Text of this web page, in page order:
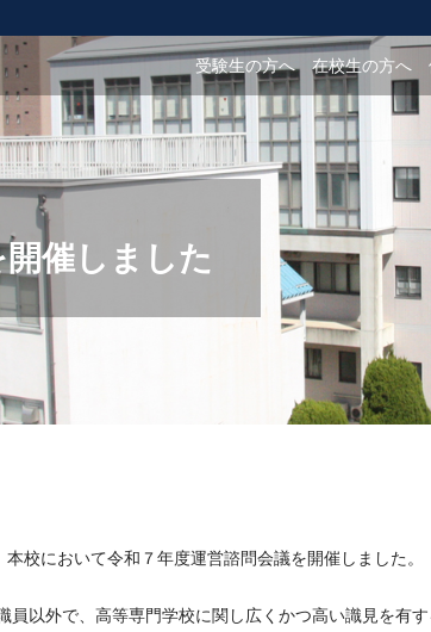
受験生の方へ 在校生の方へ
催しました
校において令和７年度運営諮問会議を開催しました。
員以外で、高等専門学校に関し広くかつ高い識見を有